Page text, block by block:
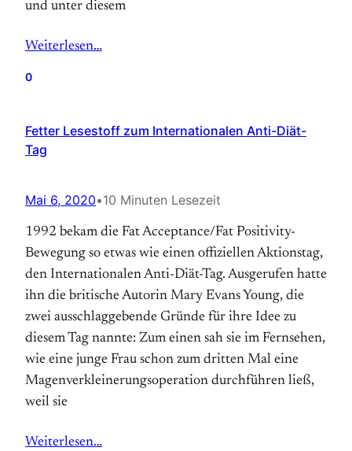
und unter diesem
Weiterlesen…
0
Fetter Lesestoff zum Internationalen Anti-Diät-
Tag
Mai 6, 2020•10 Minuten Lesezeit
1992 bekam die Fat Acceptance/Fat Positivity-
Bewegung so etwas wie einen offiziellen Aktions­tag,
den Internationalen Anti-Diät-Tag. Aus­gerufen hatte
ihn die britische Autorin Mary Evans Young, die
zwei ausschlaggebende Gründe für ihre Idee zu
diesem Tag nannte: Zum einen sah sie im Fernsehen,
wie eine junge Frau schon zum dritten Mal eine
Magen­verkleinerungs­operation durchführen ließ,
weil sie
Weiterlesen…